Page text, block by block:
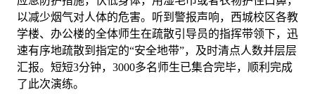
以减少烟气对人体的危害。听到警报声响，西城校区各教
学楼、办公楼的全体师生在疏散引导员的指挥带领下，迅
速有序地疏散到指定的“安全地带”，及时清点人数并层层
汇报。短短3分钟，3000多名师生已集合完毕，顺利完成
了此次演练。